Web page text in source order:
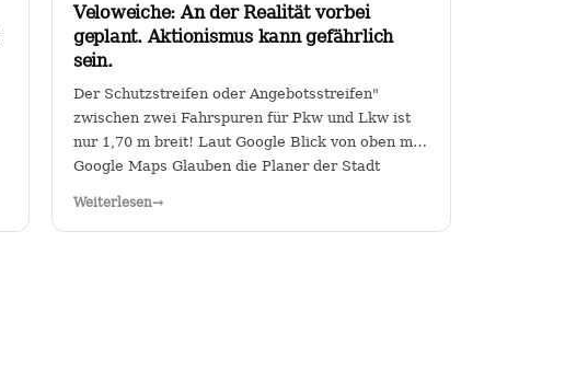
Veloweiche: An der Realität vorbei
geplant. Aktionismus kann gefährlich
sein.
Der Schutzstreifen oder Angebotsstreifen"
zwischen zwei Fahrspuren für Pkw und Lkw ist
nur 1,70 m breit! Laut Google Blick von oben mit
Google Maps Glauben die Planer der Stadt
Weiterlesen→